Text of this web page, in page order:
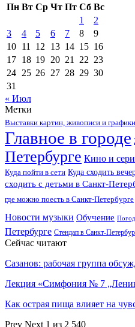
Пн Вт Ср Чт Пт Сб Вс
1
2
3
4 5 6 7 8
9
10 11 12 13 14 15 16
17 18 19 20 21 22 23
24 25 26 27 28 29 30
31
« Июл
Метки
Выставки картин, живописи и
Главное в городе
Петербурге Кино и
Куда пойти в сети Куда сходить
сходить с детьми в Санкт-
где можно поесть в Санкт-Петербурге
Новости музыки Обучение
Петербурге Стендап в Санкт-
Сейчас читают
Сазанов: рабочая группа
Лекция «Симфония № 7
Как острая пища влияет на
Prev Next 1 из 2 540